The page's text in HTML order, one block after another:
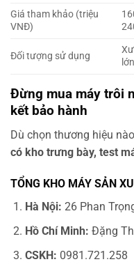
Giá tham khảo (triệu
VNĐ)
Đối tượng sử dụng
lớn
Đừng mua máy trôi
kết bảo hành
Dù chọn thương hiệu
có kho trưng bày, test
TỔNG KHO MÁY SẢN
Hà Nội: 26 Phan
Hồ Chí Minh: Đặng
CSKH: 0981.721.258